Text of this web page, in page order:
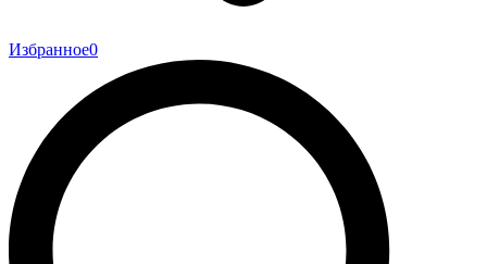
Избранное0